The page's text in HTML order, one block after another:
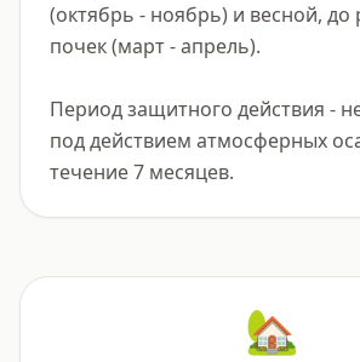
(октябрь - ноябрь) и весной, до
почек (март - апрель).
Период защитного действия -
под действием атмосферных
течение 7 месяцев.
🏡